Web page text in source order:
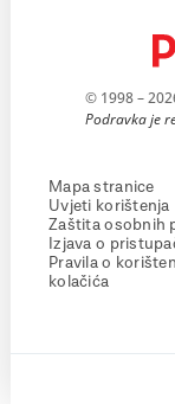
© 1998 –
Podravka je
Mapa stranice
Uvjeti korištenja
Zaštita osobnih
Izjava o
Pravila o
kolačića